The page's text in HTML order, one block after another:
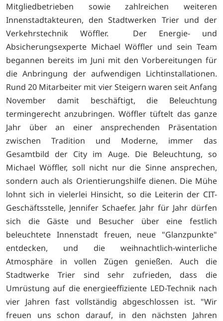
Mitgliedbetrieben sowie zahlreichen weiteren
Innenstadtakteuren, den Stadtwerken Trier und der
Verkehrstechnik Wöffler. Der Energie- und
Absicherungsexperte Michael Wöffler und sein Team
begannen bereits im Juni mit den Vorbereitungen für
die Anbringung der aufwendigen Lichtinstallationen.
Rund 20 Mitarbeiter mit vier Steigern waren seit Anfang
November damit beschäftigt, die Beleuchtung
termingerecht anzubringen. Wöffler tüftelt das ganze
Jahr über an einer ansprechenden Präsentation
zwischen Tradition und Moderne, immer das
Gesamtbild der City im Auge. Die Beleuchtung, so
Michael Wöffler, soll nicht nur die Sinne ansprechen,
sondern auch als Orientierungshilfe dienen. Die Mühe
lohnt sich in vielerlei Hinsicht, so die Leiterin der CIT-
Geschäftsstelle, Jennifer Schaefer. Jahr für Jahr dürfen
sich die Gäste und Besucher über eine festlich
beleuchtete Innenstadt freuen, neue "Glanzpunkte"
entdecken, und die weihnachtlich-winterliche
Atmosphäre in vollen Zügen genießen. Auch die
Stadtwerke Trier sind sehr zufrieden, dass die
Umrüstung auf die energieeffiziente LED-Technik nach
vier Jahren fast vollständig abgeschlossen ist. "Wir
freuen uns schon darauf, in den nächsten Jahren